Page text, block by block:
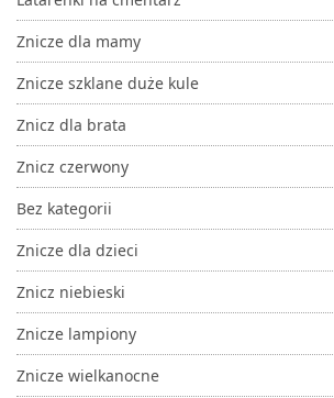
Znicze dla mamy
Znicze szklane duże kule
Znicz dla brata
Znicz czerwony
Bez kategorii
Znicze dla dzieci
Znicz niebieski
Znicze lampiony
Znicze wielkanocne